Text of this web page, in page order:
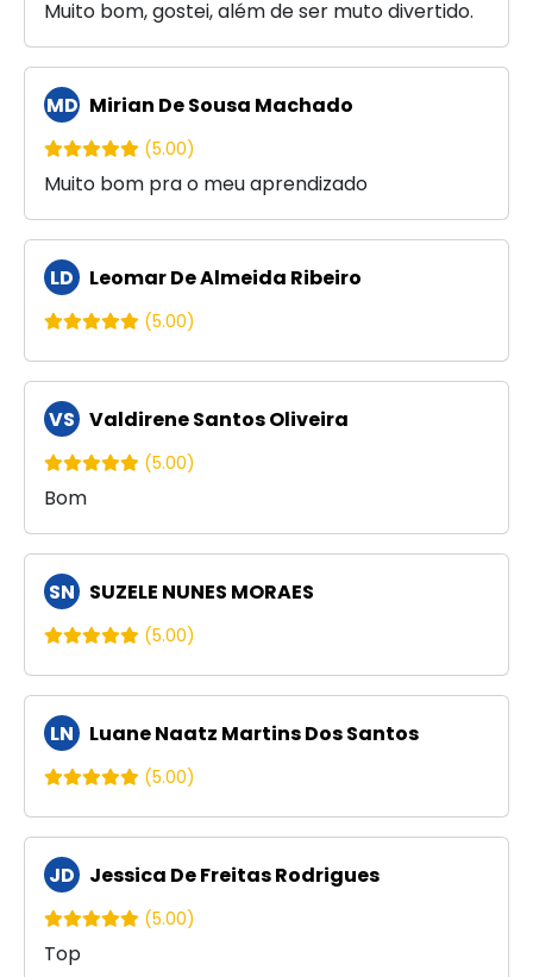
Muito bom, gostei, além de ser muto divertido.
MD Mirian De Sousa Machado
(5.00)
Muito bom pra o meu aprendizado
LD Leomar De Almeida Ribeiro
(5.00)
VS Valdirene Santos Oliveira
(5.00)
Bom
SN SUZELE NUNES MORAES
(5.00)
LN Luane Naatz Martins Dos Santos
(5.00)
JD Jessica De Freitas Rodrigues
(5.00)
Top